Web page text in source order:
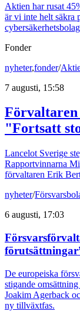
Aktien har rusat
är vi inte helt säkra
Fonder
nyheter,fonder/
7 augusti, 15:58
"Fortsatt
Lancelot Sverige
Rapportvinnarna
förvaltaren Erik
nyheter/
6 augusti, 17:03
De europeiska
stigande
Joakim Agerback
ny tillväxtfas.